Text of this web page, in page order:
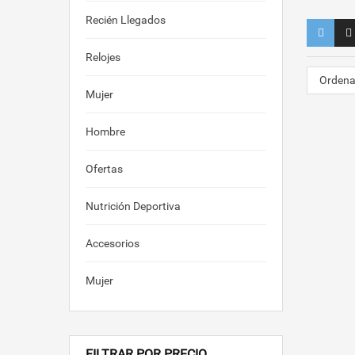
Recién Llegados
Relojes
Mujer
Hombre
Ofertas
Nutrición Deportiva
Accesorios
Mujer